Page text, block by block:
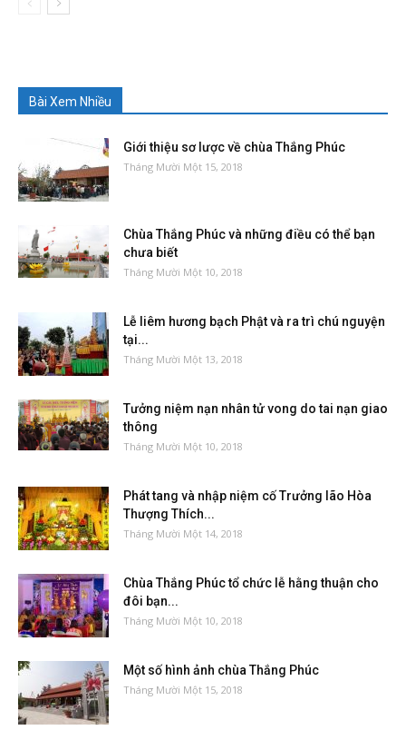
Bài Xem Nhiều
Giới thiệu sơ lược về chùa Thắng Phúc
Tháng Mười Một 15, 2018
Chùa Thắng Phúc và những điều có thể bạn
chưa biết
Tháng Mười Một 10, 2018
Lễ liêm hương bạch Phật và ra trì chú nguyện
tại...
Tháng Mười Một 13, 2018
Tưởng niệm nạn nhân tử vong do tai nạn giao
thông
Tháng Mười Một 10, 2018
Phát tang và nhập niệm cố Trưởng lão Hòa
Thượng Thích...
Tháng Mười Một 14, 2018
Chùa Thắng Phúc tổ chức lễ hằng thuận cho
đôi bạn...
Tháng Mười Một 10, 2018
Một số hình ảnh chùa Thắng Phúc
Tháng Mười Một 15, 2018